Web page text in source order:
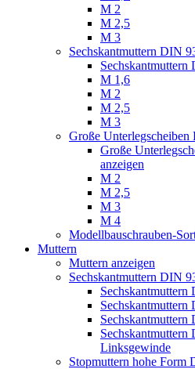
M 2
M 2,5
M 3
Sechskantmuttern DIN
Sechskantmuttern
M 1,6
M 2
M 2,5
M 3
Große
Große
anzeigen
M 2
M 2,5
M 3
M 4
Modellbauschrauben-
Muttern
Muttern anzeigen
Sechskantmuttern DIN
Sechskantmuttern
Linksgewinde
Stopmuttern hohe Form